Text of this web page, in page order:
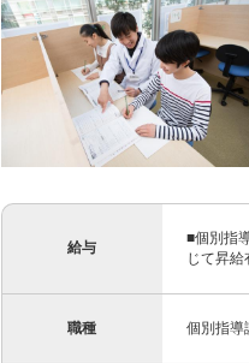
給与
■個別指
じて昇
職種 個別指導